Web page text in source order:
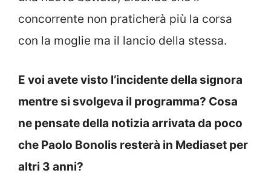
concorrente non praticherà più la corsa
con la moglie ma il lancio della stessa.
E voi avete visto l’incidente della signora
mentre si svolgeva il programma? Cosa
ne pensate della notizia arrivata da poco
che Paolo Bonolis resterà in Mediaset per
altri 3 anni?